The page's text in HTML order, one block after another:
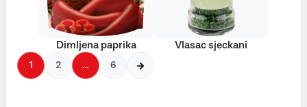
Dimljena paprika Vlasac sjeckani
1 2 … 6